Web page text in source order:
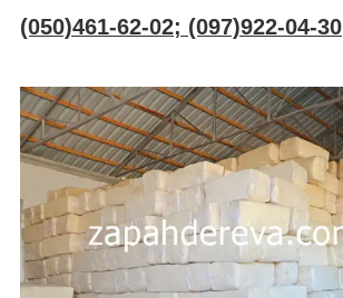
(050)461-62-02; (097)922-04-30